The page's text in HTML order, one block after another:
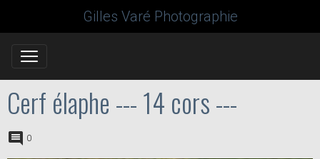
Gilles Varé Photographie
Cerf élaphe --- 14 cors ---
0